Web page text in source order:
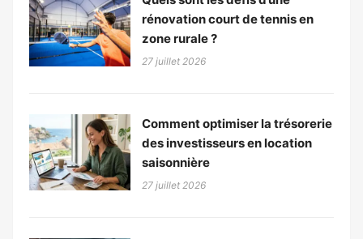
rénovation court de tennis en
zone rurale ?
27 juillet 2026
Comment optimiser la trésorerie
des investisseurs en location
saisonnière
27 juillet 2026